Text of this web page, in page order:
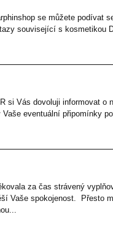
se můžete podívat
související s kosmetikou
Vás dovoluji informovat o
eventuální připomínky
za čas strávený
Vaše spokojenost. Přesto